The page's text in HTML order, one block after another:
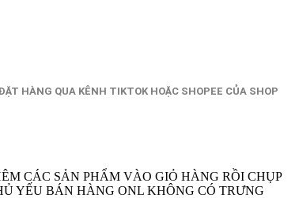
HÀNG QUA KÊNH TIKTOK HOẶC SHOPEE CỦA SHOP
CÁC SẢN PHẨM VÀO GIỎ HÀNG RỒI CHỤP
YẾU BÁN HÀNG ONL KHÔNG CÓ TRƯNG